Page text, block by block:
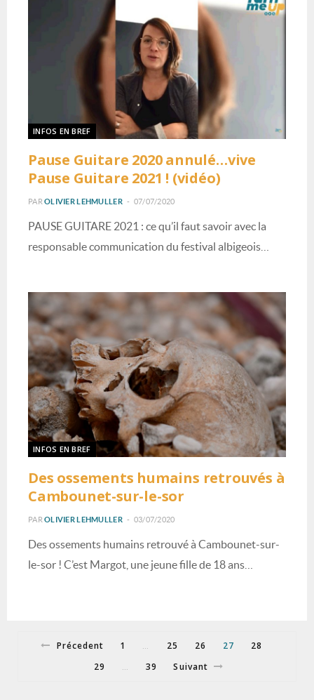
INFOS EN BREF
Pause Guitare 2020 annulé…vive
Pause Guitare 2021 ! (vidéo)
PAR OLIVIER LEHMULLER 07/07/2020
PAUSE GUITARE 2021 : ce qu’il faut savoir avec la
responsable communication du festival albigeois…
INFOS EN BREF
Des ossements humains retrouvés à
Cambounet-sur-le-sor
PAR OLIVIER LEHMULLER 03/07/2020
Des ossements humains retrouvé à Cambounet-sur-
le-sor ! C’est Margot, une jeune fille de 18 ans…
Précedent 1 25 26 27
28
29
39 Suivant